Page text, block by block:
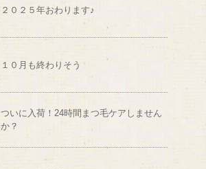
２０２５年おわります♪
１０月も終わりそう
ついに入荷！24時間まつ毛ケアしません
か？